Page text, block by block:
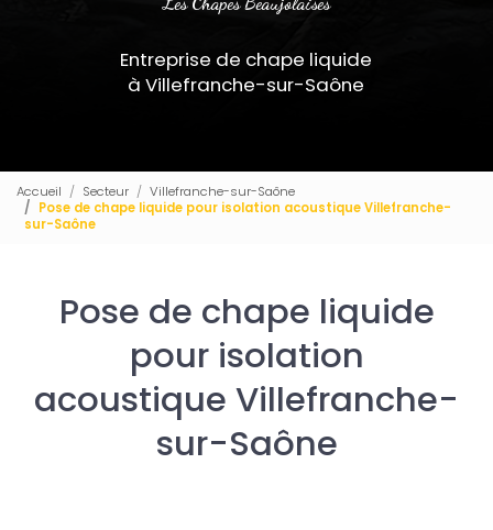
Entreprise de chape liquide
à Villefranche-sur-Saône
Accueil Secteur
Villefranche-sur-Saône
Pose de chape liquide pour isolation acoustique Villefranche-
sur-Saône
Pose de chape liquide
pour isolation
acoustique Villefranche-
sur-Saône